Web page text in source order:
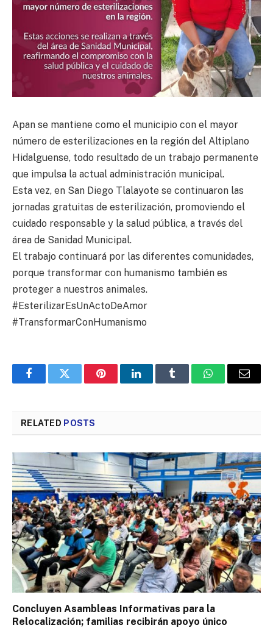
Apan se mantiene como el municipio con el mayor
número de esterilizaciones en la región del Altiplano
Hidalguense, todo resultado de un trabajo permanente
que impulsa la actual administración municipal.
Esta vez, en San Diego Tlalayote se continuaron las
jornadas gratuitas de esterilización, promoviendo el
cuidado responsable y la salud pública, a través del
área de Sanidad Municipal.
El trabajo continuará por las diferentes comunidades,
porque transformar con humanismo también es
proteger a nuestros animales.
#EsterilizarEsUnActoDeAmor
#TransformarConHumanismo
FacebookTwitter PinterestLinkedInTumblr WhatsAppEmail
RELATED POSTS
Concluyen Asambleas Informativas para la
Relocalización; familias recibirán apoyo único